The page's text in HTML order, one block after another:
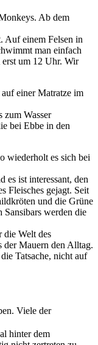
Ab dem
Auf einem Felsen in
man einfach
um 12 Uhr. Wir
einer Matratze im
zum Wasser
bei Ebbe in den
wiederholt es sich bei
es ist interessant, den
Fleisches gejagt. Seit
und die Grüne
Sansibars werden die
die Welt des
der Mauern den Alltag.
Tatsache, nicht auf
Viele der
hinter dem